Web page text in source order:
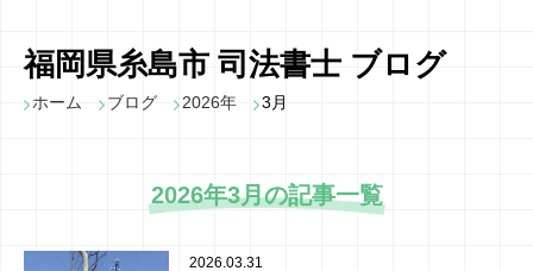
福岡県糸島市 司法書士 ブログ
ホーム ブログ 2026年 3月
2026年3月の記事一覧
2026.03.31